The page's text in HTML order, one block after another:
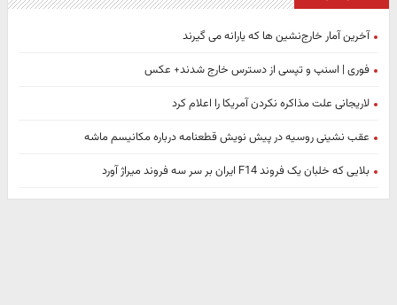
آخرین آمار خارج‌نشین ها که یارانه می گیرند
فوری | اسنپ و تپسی از دسترس خارج شدند+‌ عکس
لاریجانی علت مذاکره نکردن آمریکا را اعلام کرد
عقب نشینی روسیه در پیش نویش قطعنامه درباره مکانیسم ماشه
بلایی که خلبان یک فروند F14 ایران بر سر سه فروند میراژ آورد